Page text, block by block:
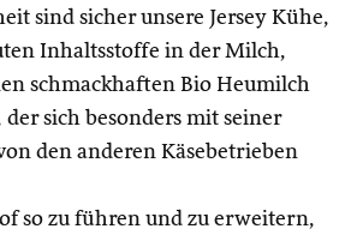
sind sicher unsere Jersey Kühe,
Inhaltsstoffe in der Milch,
schmackhaften Bio Heumilch
der sich besonders mit seiner
den anderen Käsebetrieben
so zu führen und zu erweitern,